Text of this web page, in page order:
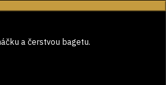
a čerstvou bagetu.